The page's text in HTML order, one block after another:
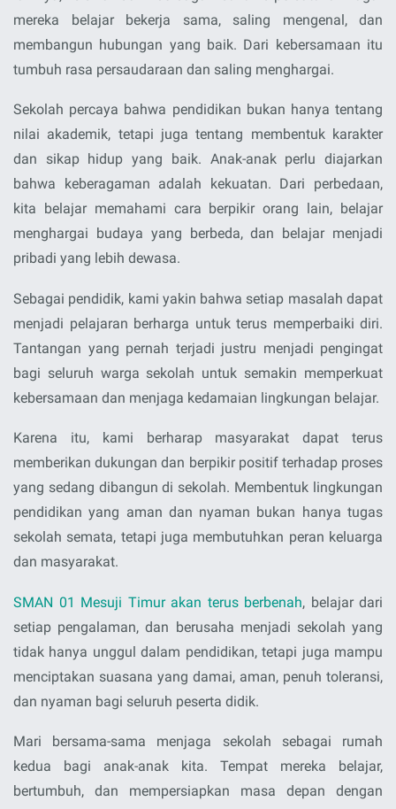
mereka belajar bekerja sama, saling mengenal, dan
membangun hubungan yang baik. Dari kebersamaan itu
tumbuh rasa persaudaraan dan saling menghargai.
Sekolah percaya bahwa pendidikan bukan hanya tentang
nilai akademik, tetapi juga tentang membentuk karakter
dan sikap hidup yang baik. Anak-anak perlu diajarkan
bahwa keberagaman adalah kekuatan. Dari perbedaan,
kita belajar memahami cara berpikir orang lain, belajar
menghargai budaya yang berbeda, dan belajar menjadi
pribadi yang lebih dewasa.
Sebagai pendidik, kami yakin bahwa setiap masalah dapat
menjadi pelajaran berharga untuk terus memperbaiki diri.
Tantangan yang pernah terjadi justru menjadi pengingat
bagi seluruh warga sekolah untuk semakin memperkuat
kebersamaan dan menjaga kedamaian lingkungan belajar.
Karena itu, kami berharap masyarakat dapat terus
memberikan dukungan dan berpikir positif terhadap proses
yang sedang dibangun di sekolah. Membentuk lingkungan
pendidikan yang aman dan nyaman bukan hanya tugas
sekolah semata, tetapi juga membutuhkan peran keluarga
dan masyarakat.
SMAN 01 Mesuji Timur akan terus berbenah, belajar dari
setiap pengalaman, dan berusaha menjadi sekolah yang
tidak hanya unggul dalam pendidikan, tetapi juga mampu
menciptakan suasana yang damai, aman, penuh toleransi,
dan nyaman bagi seluruh peserta didik.
Mari bersama-sama menjaga sekolah sebagai rumah
kedua bagi anak-anak kita. Tempat mereka belajar,
bertumbuh, dan mempersiapkan masa depan dengan